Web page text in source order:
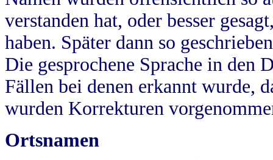
verstanden hat, oder besser
haben. Später dann so
Die gesprochene Sprache in
Fällen bei denen erkannt wurde,
wurden Korrekturen
Ortsnamen